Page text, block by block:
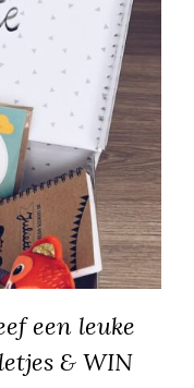
een leuke
& WIN